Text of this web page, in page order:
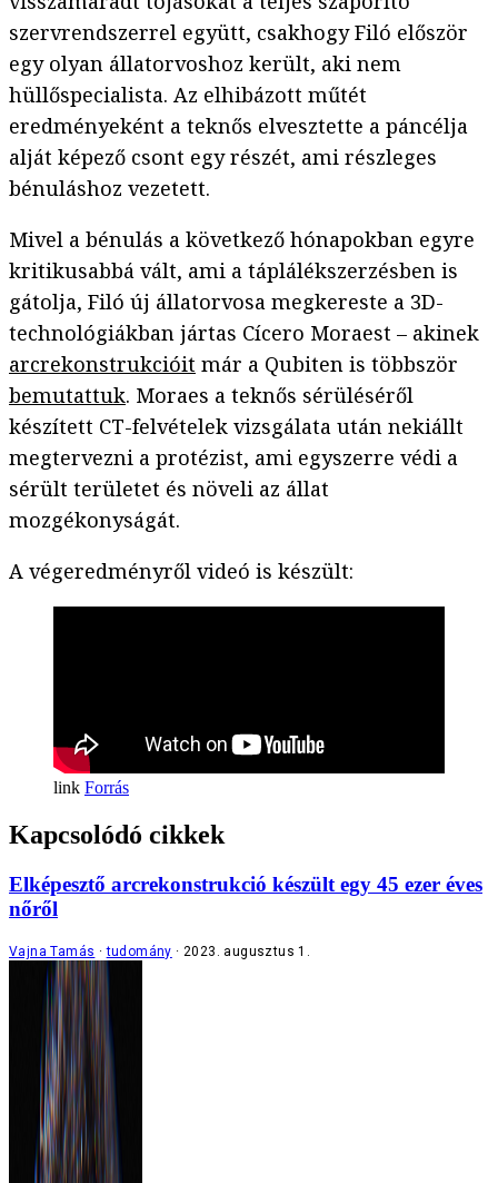
szervrendszerrel együtt, csakhogy Filó először
egy olyan állatorvoshoz került, aki nem
hüllőspecialista. Az elhibázott műtét
eredményeként a teknős elvesztette a páncélja
alját képező csont egy részét, ami részleges
bénuláshoz vezetett.
Mivel a bénulás a következő hónapokban egyre
kritikusabbá vált, ami a táplálékszerzésben is
gátolja, Filó új állatorvosa megkereste a 3D-
technológiákban jártas Cícero Moraest – akinek
arcrekonstrukcióit már a Qubiten is többször
bemutattuk. Moraes a teknős sérüléséről
készített CT-felvételek vizsgálata után nekiállt
megtervezni a protézist, ami egyszerre védi a
sérült területet és növeli az állat
mozgékonyságát.
A végeredményről videó is készült:
Forrás
Kapcsolódó cikkek
Elképesztő arcrekonstrukció készült egy 45 ezer éves
nőről
Vajna Tamás tudomány 2023. augusztus 1.